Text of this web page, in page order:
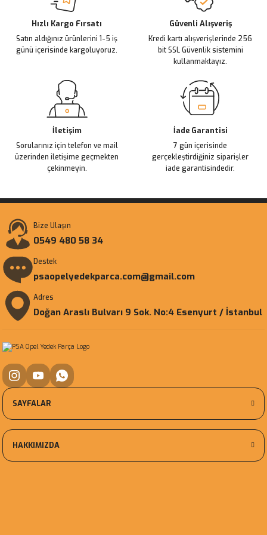
Ürün bilgilerinde hatalar bulunuyor.
Ürün fiyatı diğer sitelerden daha pahalı.
Bu ürüne benzer farklı alternatifler olmalı.
Hızlı Kargo Fırsatı
Satın aldığınız ürünlerini 1-5 iş
günü içerisinde kargoluyoruz.
Güvenli Alışveriş
Kredi kartı alışverişlerinde 256
bit SSL Güvenlik sistemini
kullanmaktayız.
İletişim
Sorularınız için telefon ve mail
üzerinden iletişime geçmekten
çekinmeyin.
İade Garantisi
7 gün içerisinde
gerçekleştirdiğiniz siparişler
iade garantisindedir.
Bize Ulaşın
0549 480 58 34
Destek
psaopelyedekparca.com@gmail.com
Adres
Doğan Araslı Bulvarı 9 Sok. No:4 Esenyurt / İstanbul
SAYFALAR
HAKKIMIZDA